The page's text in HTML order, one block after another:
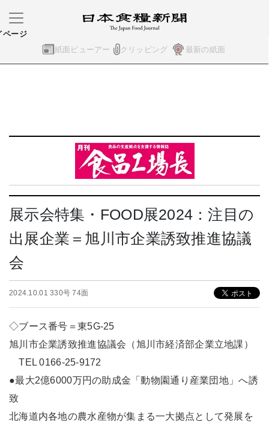
紙面ビューアー クリッピング 最新の紙面
ページ
展示会特集・FOOD展2024：注目の
出展企業＝旭川市企業誘致推進協議
会
2024.10.01 330号 74面
◇ブース番号＝東5G-25
旭川市企業誘致推進協議会（旭川市経済部企業立地課）
TEL 0166-25-9172
●最大2億6000万円の助成金「動物園通り産業団地」へ誘
致
北海道内各地の農水産物が集まる一大拠点として発展を